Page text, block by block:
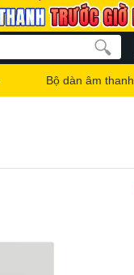
Bộ dàn âm thanh